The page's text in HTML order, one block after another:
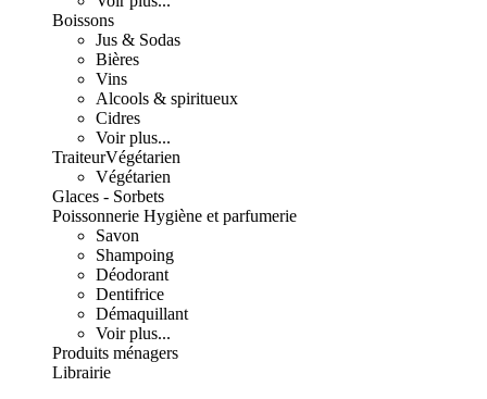
Boissons
Jus & Sodas
Bières
Vins
Alcools & spiritueux
Cidres
Voir plus...
TraiteurVégétarien
Végétarien
Glaces - Sorbets
Poissonnerie Hygiène et parfumerie
Savon
Shampoing
Déodorant
Dentifrice
Démaquillant
Voir plus...
Produits ménagers
Librairie